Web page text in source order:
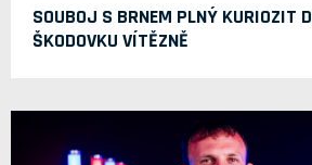
SOUBOJ S BRNEM PLNÝ KURIOZIT
ŠKODOVKU VÍTĚZNĚ